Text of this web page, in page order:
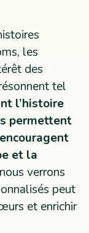
les
des
tel
l’histoire
permettent
et la
verrons
peut
et enrichir